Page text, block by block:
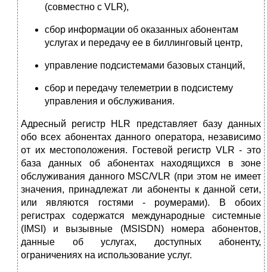
(совместно с VLR),
сбор информации об оказанных абонентам
услугах и передачу ее в биллинговый центр,
управление подсистемами базовых станций,
сбор и передачу телеметрии в подсистему
управления и обслуживания.
Адресный регистр НLR представляет базу данных
обо всех абонентах данного оператора, независимо
от их местоположения. Гостевой регистр VLR - это
база данных об абонентах находящихся в зоне
обслуживания данного МSС/VLR (при этом не имеет
значения, принадлежат ли абоненты к данной сети,
или являются гостями - роумерами). В обоих
регистрах содержатся международные системные
(IMSI) и вызывные (МSISDN) номера абонентов,
данные об услугах, доступных абоненту,
ограничениях на использование услуг.